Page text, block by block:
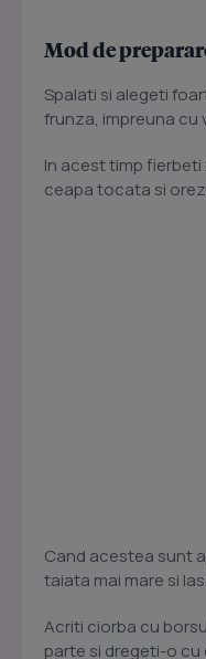
Mod de
Spalati si alegeti
frunza, impreuna cu
In acest timp fierbeti
ceapa tocata si
Cand acestea sunt
taiata mai mare si
Acriti ciorba cu
parte si dregeti-o cu